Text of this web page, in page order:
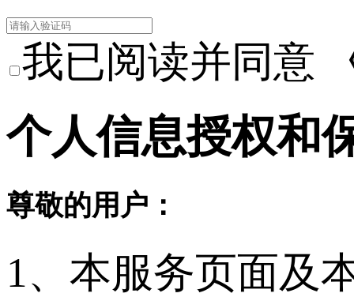
我已阅读并同意
个人信息授权和
尊敬的用户：
1、本服务页面及